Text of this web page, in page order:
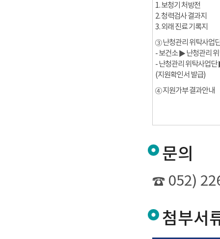
1. 보청기 처방전
2. 청력검사 결과지
3. 외래 진료 기록지
③ 난청관리 위탁사업
- 보건소 ▶ 난청관리
- 난청관리 위탁사업단
(지원확인서 발급)
④ 지원가부 결과안내
문의
☎ 052)
첨부서